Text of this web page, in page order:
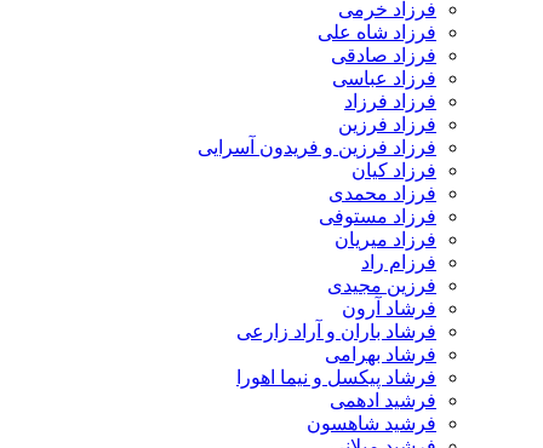
فرزاد خرمی
فرزاد شاه علی
فرزاد صادقی
فرزاد عباسی
فرزاد فرزاد
فرزاد فرزین
فرزاد فرزین و فریدون آسرایی
فرزاد کیان
فرزاد محمدی
فرزاد مستوفی
فرزاد میریان
فرزام راد
فرزین مجیدی
فرشاد آرون
فرشاد باران و آراد زارعی
فرشاد بهرامی
فرشاد پیکسل و نیما اهورا
فرشید ادهمی
فرشید شاهسون